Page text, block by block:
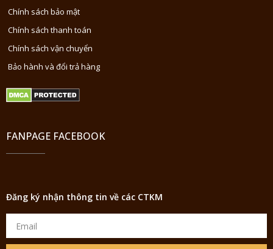
Chính sách bảo mật
Chính sách thanh toán
Chính sách vận chuyển
Bảo hành và đổi trả hàng
FANPAGE FACEBOOK
Đăng ký nhận thông tin về các CTKM